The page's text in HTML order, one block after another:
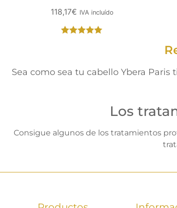
118,17€ IVA incluído
Sea como sea tu cabello Ybera
Los
Consigue algunos de los tratamientos